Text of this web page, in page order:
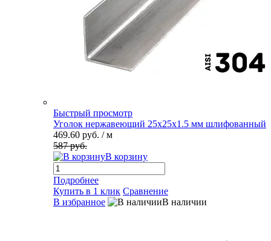
Быстрый просмотр
Уголок нержавеющий 25х25х1.5 мм шлифованный
469.60 руб. / м
587 руб.
В корзину
Подробнее
Купить в 1 клик Сравнение
В избранное
В наличии